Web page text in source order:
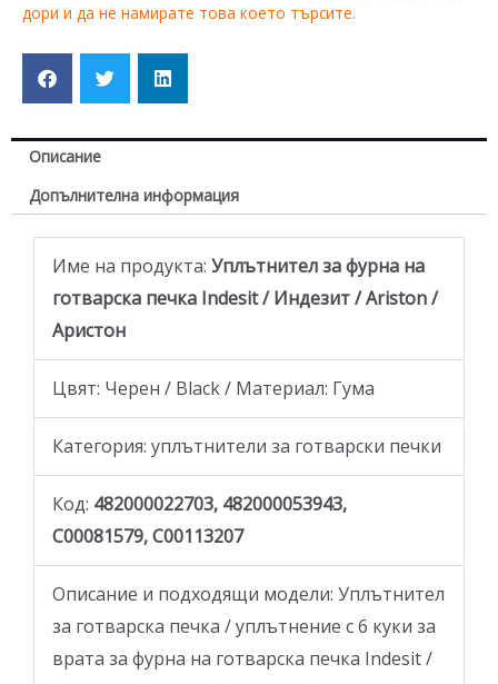
дори и да не намирате това което търсите.
Описание
Допълнителна информация
Име на продукта: Уплътнител за фурна на
готварскa печкa Indesit / Индезит / Ariston /
Аристон
Цвят: Черен / Black / Материал: Гума
Категория: уплътнители за готварски печки
Код: 482000022703, 482000053943,
C00081579, C00113207
Описание и подходящи модели: Уплътнител
за готварскa печкa / уплътнение с 6 куки за
врата за фурна на готварска печка Indesit /